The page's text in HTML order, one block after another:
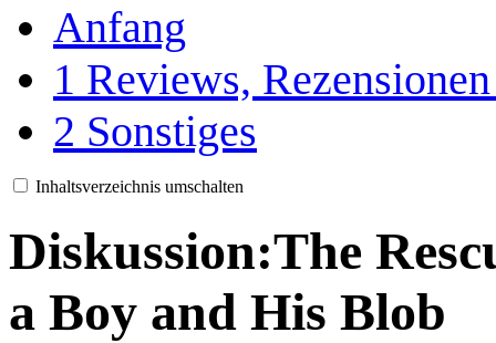
Anfang
1 Reviews,
2 Sonstiges
Inhaltsverzeichnis umschalten
Diskussion:The
a Boy and His Blob